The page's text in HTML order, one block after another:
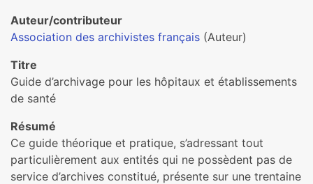
Auteur/contributeur
Association des archivistes français (Auteur)
Titre
Guide d’archivage pour les hôpitaux et établissements
de santé
Résumé
Ce guide théorique et pratique, s’adressant tout
particulièrement aux entités qui ne possèdent pas de
service d’archives constitué, présente sur une trentaine